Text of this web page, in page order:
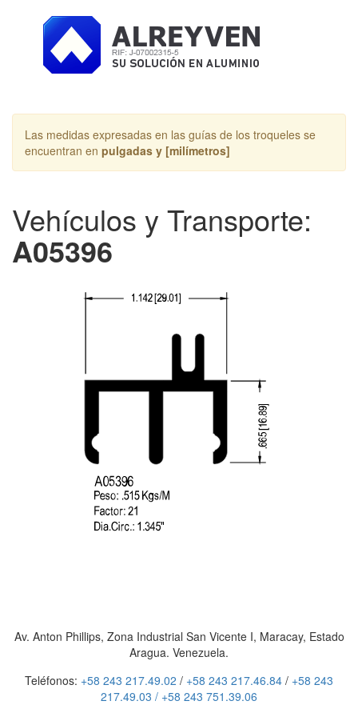
navigation
Las medidas expresadas en las guías de los troqueles se
encuentran en pulgadas y [milímetros]
Vehículos y Transporte:
A05396
Av. Anton Phillips, Zona Industrial San Vicente I, Maracay, Estado
Aragua. Venezuela.
Teléfonos: +58 243 217.49.02 / +58 243 217.46.84 / +58 243
217.49.03 / +58 243 751.39.06